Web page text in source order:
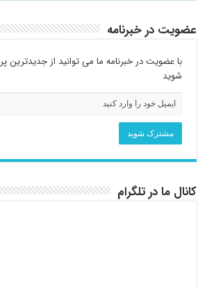
عضویت در خبرنامه
با عضویت در خبرنامه ما می توانید از جدیدترین
شوید
کانال ما در تلگرام